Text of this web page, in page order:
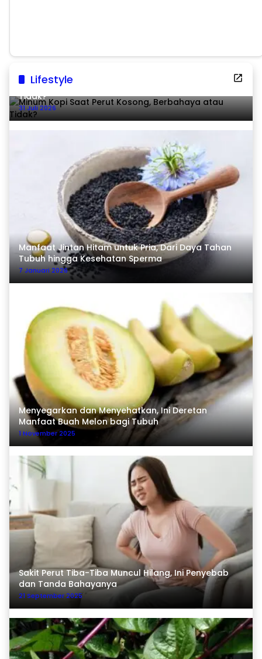
Lifestyle
Minum Kopi Saat Perut Kosong, Berbahaya atau
Tidak?
31 Juli 2026
Manfaat Jintan Hitam untuk Pria, Dari Daya Tahan
Tubuh hingga Kesehatan Sperma
7 Januari 2026
Menyegarkan dan Menyehatkan, Ini Deretan
Manfaat Buah Melon bagi Tubuh
1 November 2025
Sakit Perut Tiba-Tiba Muncul Hilang, Ini Penyebab
dan Tanda Bahayanya
21 September 2025